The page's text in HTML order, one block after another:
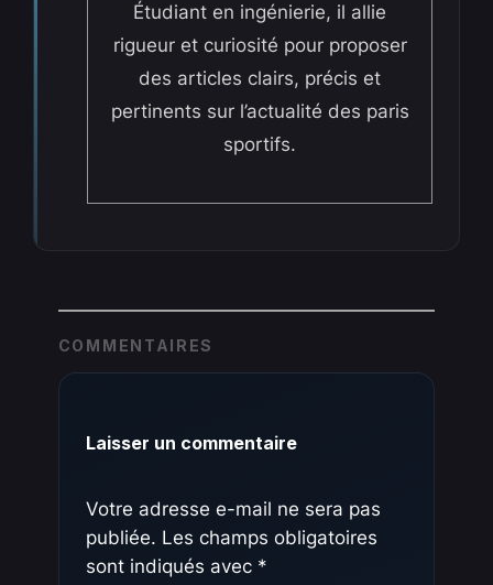
Étudiant en ingénierie, il allie
rigueur et curiosité pour proposer
des articles clairs, précis et
pertinents sur l’actualité des paris
sportifs.
COMMENTAIRES
Laisser un commentaire
Votre adresse e-mail ne sera pas
publiée. Les champs obligatoires
sont indiqués avec *